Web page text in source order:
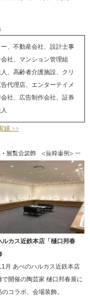
、不動産会社、設計士事
社、マンション管理組
、高齢者介護施設、クリ
代理店、エンターテイメ
社、広告制作会社、証券
績 >>
ルカス近鉄本店「樋口邦春
月 あべのハルカス近鉄本店
で開催の陶芸家 樋口邦春展に
コラボ、会場装飾。